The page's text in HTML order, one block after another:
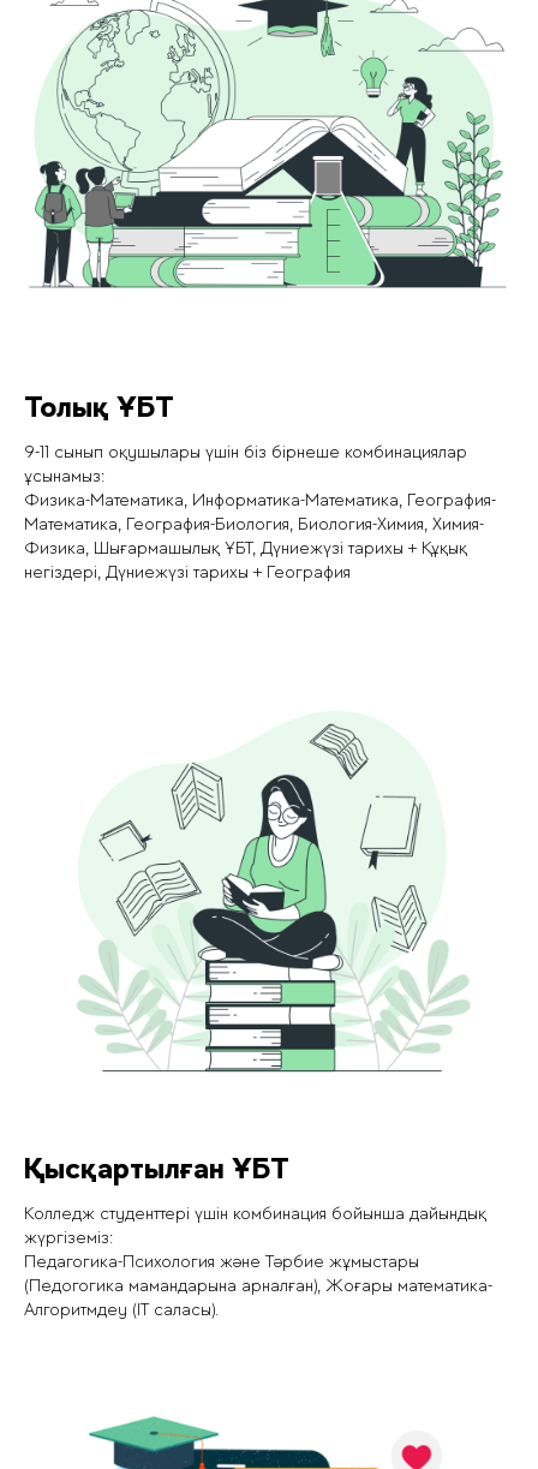
Толық ҰБТ
9-11 сынып оқушылары үшін біз бірнеше комбинациялар
ұсынамыз:
Физика-Математика, Информатика-Математика, География-
Математика, География-Биология, Биология-Химия, Химия-
Физика, Шығармашылық ҰБТ, Дүниежүзі тарихы + Құқық
негіздері, Дүниежүзі тарихы + География
Қысқартылған ҰБТ
Колледж студенттері үшін комбинация бойынша дайындық
жүргіземіз:
Педагогика-Психология және Тәрбие жұмыстары
(Педогогика мамандарына арналған), Жоғары математика-
Алгоритмдеу (IT саласы).